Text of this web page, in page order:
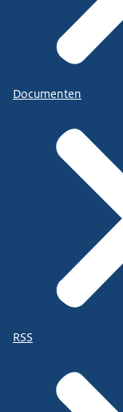
Documenten
RSS